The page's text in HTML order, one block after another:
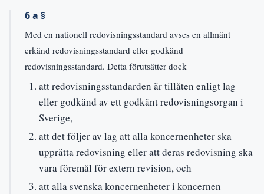
6 a §
Med en nationell redovisningsstandard avses en allmänt
erkänd redovisningsstandard eller godkänd
redovisningsstandard. Detta förutsätter dock
att redovisningsstandarden är tillåten enligt lag
eller godkänd av ett godkänt redovisningsorgan i
Sverige,
att det följer av lag att alla koncernenheter ska
upprätta redovisning eller att deras redovisning ska
vara föremål för extern revision, och
att alla svenska koncernenheter i koncernen